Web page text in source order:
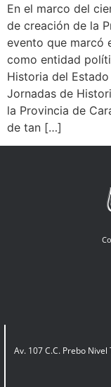
En el marco del
de creación de la
evento que marcó
como entidad
Historia del
Jornadas de
la Provincia de
de tan […]
Av. 107 C.C. Prebo